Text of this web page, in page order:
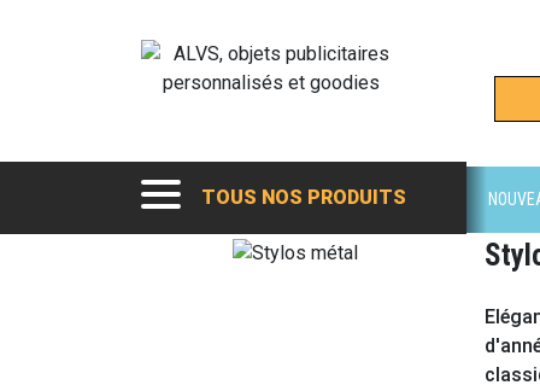
TOUS NOS PRODUITS